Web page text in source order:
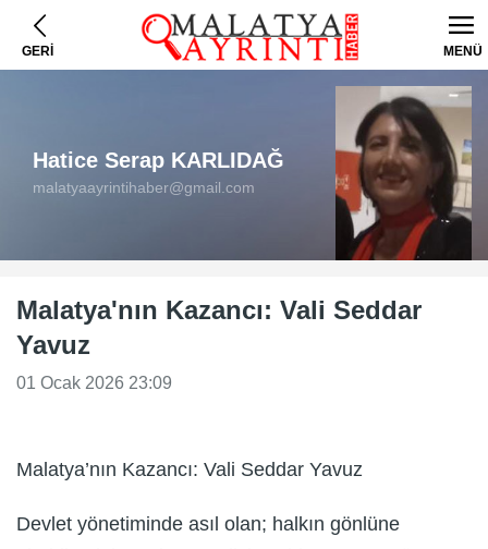
GERİ MENÜ
Hatice Serap KARLIDAĞ
malatyaayrintihaber@gmail.com
Malatya'nın Kazancı: Vali Seddar
Yavuz
01 Ocak 2026 23:09
Malatya’nın Kazancı: Vali Seddar Yavuz
Devlet yönetiminde asıl olan; halkın gönlüne